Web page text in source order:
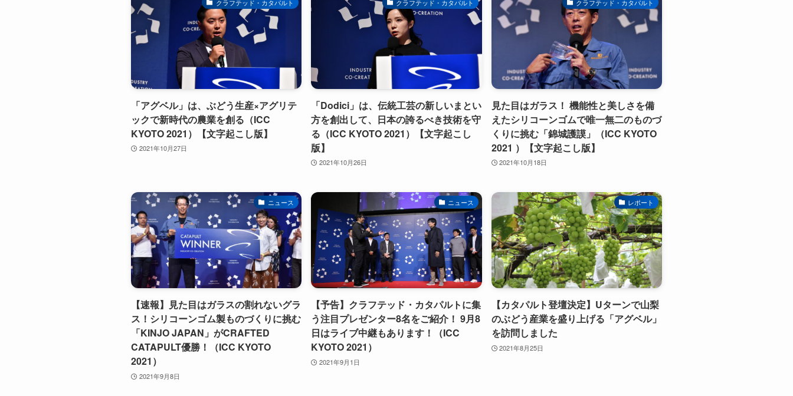
クラフテッド・カタパルト
「アグベル」は、ぶどう生産×アグリテ
ックで新時代の農業を創る（ICC
KYOTO 2021）【文字起こし版】
2021年10月27日
クラフテッド・カタパルト
「Dodici」は、伝統工芸の新しいまとい
方を創出して、日本の誇るべき技術を守
る（ICC KYOTO 2021）【文字起こし
版】
2021年10月26日
クラフテッド・カタパルト
見た目はガラス！ 機能性と美しさを備
えたシリコーンゴムで唯一無二のものづ
くりに挑む「錦城護謨」（ICC KYOTO
2021 ）【文字起こし版】
2021年10月18日
ニュース
【速報】見た目はガラスの割れないグラ
ス！シリコーンゴム製ものづくりに挑む
「KINJO JAPAN」がCRAFTED
CATAPULT優勝！（ICC KYOTO
2021）
2021年9月8日
ニュース
【予告】クラフテッド・カタパルトに集
う注目プレゼンター8名をご紹介！ 9月8
日はライブ中継もあります！（ICC
KYOTO 2021）
2021年9月1日
レポート
【カタパルト登壇決定】Uターンで山梨
のぶどう産業を盛り上げる「アグベル」
を訪問しました
2021年8月25日